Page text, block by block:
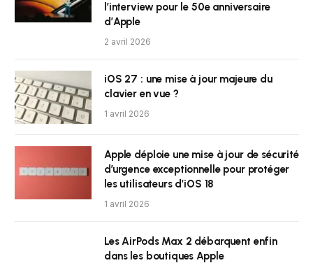
l’interview pour le 50e anniversaire
d’Apple
2 avril 2026
iOS 27 : une mise à jour majeure du
clavier en vue ?
1 avril 2026
Apple déploie une mise à jour de sécurité
d’urgence exceptionnelle pour protéger
les utilisateurs d’iOS 18
1 avril 2026
Les AirPods Max 2 débarquent enfin
dans les boutiques Apple